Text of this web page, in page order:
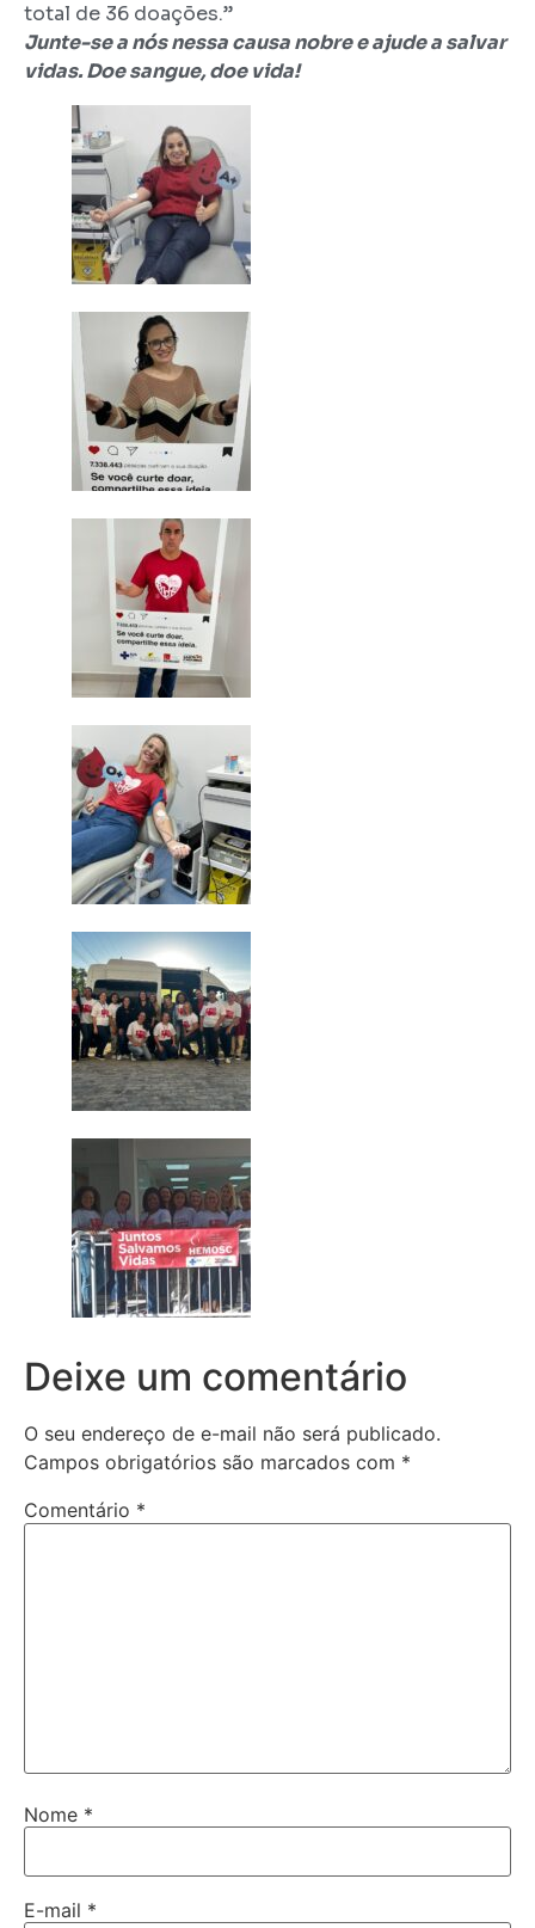
total de 36 doações.”
Junte-se a nós nessa causa nobre e ajude a salvar
vidas. Doe sangue, doe vida!
Deixe um comentário
O seu endereço de e-mail não será publicado.
Campos obrigatórios são marcados com *
Comentário *
Nome *
E-mail *